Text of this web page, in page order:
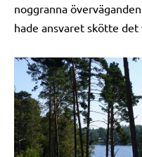
noggranna
hade ansvaret skötte det